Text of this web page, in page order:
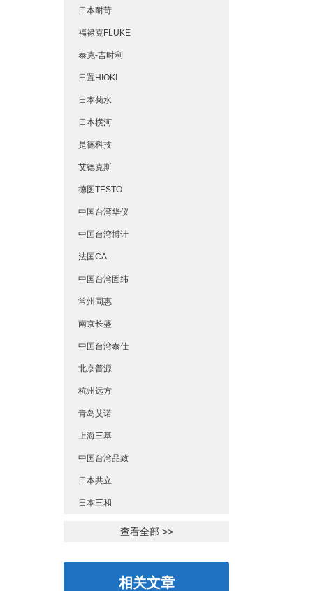
日本耐苛
福禄克FLUKE
泰克-吉时利
日置HIOKI
日本菊水
日本横河
是德科技
艾德克斯
德图TESTO
中国台湾华仪
中国台湾博计
法国CA
中国台湾固纬
常州同惠
南京长盛
中国台湾泰仕
北京普源
杭州远方
青岛艾诺
上海三基
中国台湾品致
日本共立
日本三和
查看全部 >>
相关文章